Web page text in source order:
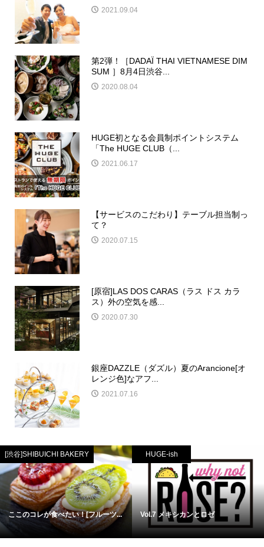
2021.09.04
第2弾！［DADAÏ THAI VIETNAMESE DIM
SUM ］8月4日渋谷...
2020.08.04
HUGE初となる会員制ポイントシステム
「The HUGE CLUB（...
2021.06.17
【サービスのこだわり】テーブル担当制っ
て？
2020.07.15
[原宿]LAS DOS CARAS（ラス ドス カラ
ス）外の空気を感...
2020.07.30
銀座DAZZLE（ダズル）夏のArancione[オ
レンジ色]なアフ...
2021.07.16
[渋谷]SHIBUICHI BAKERY
ここのコレが食べたい！[フルーツ...
HUGE-ish
Vol.7 メキシカンとロゼ